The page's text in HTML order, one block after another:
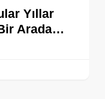
Yıllar
Arada…